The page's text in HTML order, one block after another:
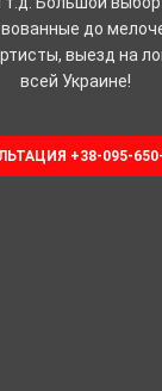
до
выезд на
всей Украине!
+38-095-